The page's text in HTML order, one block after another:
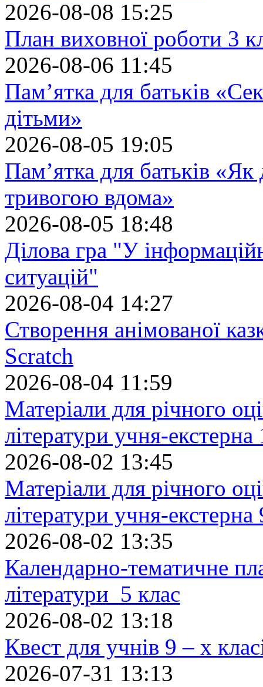
2026-08-08 15:25
План виховної роботи 3
2026-08-06 11:45
Пам’ятка для батьків
дітьми»
2026-08-05 19:05
Пам’ятка для батьків
тривогою вдома»
2026-08-05 18:48
Ділова гра "У
ситуацій"
2026-08-04 14:27
Створення анімованої
Scratch
2026-08-04 11:59
Матеріали для річного
літератури учня-екстерна
2026-08-02 13:45
Матеріали для річного
літератури учня-екстерна
2026-08-02 13:35
Календарно-тематичне
літератури 5 клас
2026-08-02 13:18
Квест для учнів 9 – х
2026-07-31 13:13